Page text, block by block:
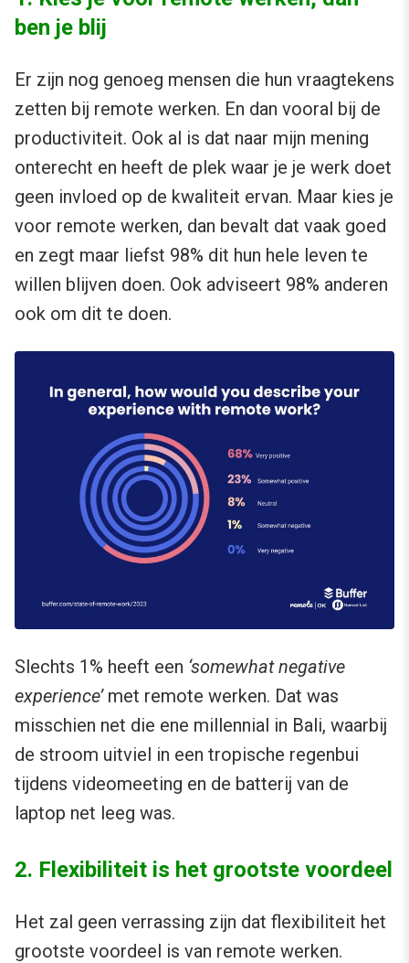
ben je blij
Er zijn nog genoeg mensen die hun vraagtekens
zetten bij remote werken. En dan vooral bij de
productiviteit. Ook al is dat naar mijn mening
onterecht en heeft de plek waar je je werk doet
geen invloed op de kwaliteit ervan. Maar kies je
voor remote werken, dan bevalt dat vaak goed
en zegt maar liefst 98% dit hun hele leven te
willen blijven doen. Ook adviseert 98% anderen
ook om dit te doen.
Slechts 1% heeft een ‘somewhat negative
experience’met remote werken. Dat was
misschien net die ene millennial in Bali, waarbij
de stroom uitviel in een tropische regenbui
tijdens videomeeting en de batterij van de
laptop net leeg was.
2. Flexibiliteit is het grootste voordeel
Het zal geen verrassing zijn dat flexibiliteit het
grootste voordeel is van remote werken.